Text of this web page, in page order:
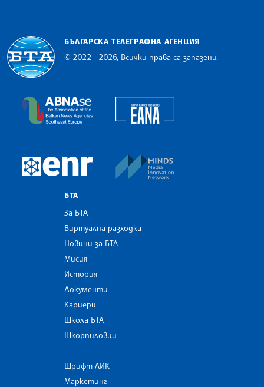
БЪЛГАРСКА ТЕЛЕГРАФНА АГЕНЦИЯ
© 2022 - 2026, Всички права са запазени.
The Assocoation of the Balkan News Agencies
European Newsroom
БТА
За БТА
Виртуална разходка
Новини за БТА
Мисия
История
Документи
Кариери
Школа БТА
Шкорпиловци
Шрифт ЛИК
Маркетинг